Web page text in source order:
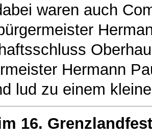
waren auch
Hermann
lud zu einem
16.